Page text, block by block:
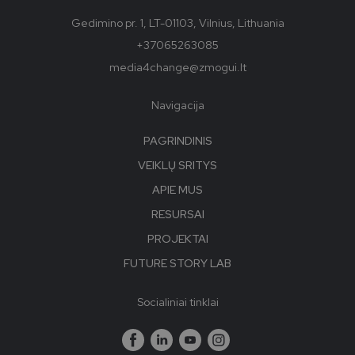
Gedimino pr. 1, LT-01103, Vilnius, Lithuania
+37065263085
media4change@zmogui.lt
Navigacija
PAGRINDINIS
VEIKLŲ SRITYS
APIE MUS
RESURSAI
PROJEKTAI
FUTURE STORY LAB
Socialiniai tinklai